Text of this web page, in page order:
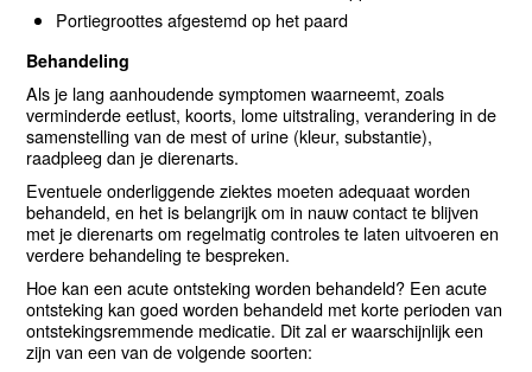
Portiegroottes afgestemd op het paard
Behandeling
Als je lang aanhoudende symptomen waarneemt, zoals
verminderde eetlust, koorts, lome uitstraling, verandering in de
samenstelling van de mest of urine (kleur, substantie),
raadpleeg dan je dierenarts.
Eventuele onderliggende ziektes moeten adequaat worden
behandeld, en het is belangrijk om in nauw contact te blijven
met je dierenarts om regelmatig controles te laten uitvoeren en
verdere behandeling te bespreken.
Hoe kan een acute ontsteking worden behandeld? Een acute
ontsteking kan goed worden behandeld met korte perioden van
ontstekingsremmende medicatie. Dit zal er waarschijnlijk een
zijn van een van de volgende soorten: